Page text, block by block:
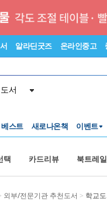
알라딘굿즈 온라인중고
서
베스트 새로나온책 이벤트
택 카드리뷰 북트레
외부/전문기관 추천도서 > 학교